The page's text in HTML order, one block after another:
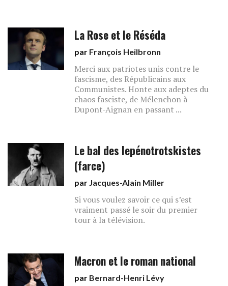
La Rose et le Réséda
par François Heilbronn
Merci aux patriotes unis contre le
fascisme, des Républicains aux
Communistes. Honte aux adeptes du
chaos fasciste, de Mélenchon à
Dupont-Aignan en passant ...
Le bal des lepénotrotskistes
(farce)
par Jacques-Alain Miller
Si vous voulez savoir ce qui s’est
vraiment passé le soir du premier
tour à la télévision.
Macron et le roman national
par Bernard-Henri Lévy